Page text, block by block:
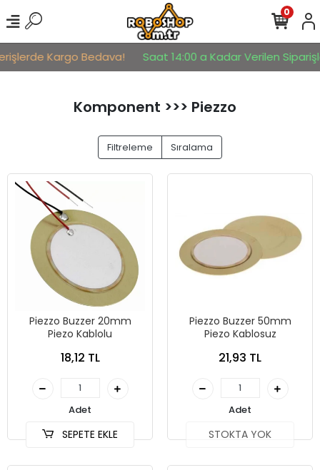
Kargo Bedava! Saat 14:00 a Kadar Verilen
0
Komponent >>> Piezzo
Filtreleme Sıralama
Piezzo Buzzer 20mm
Piezo Kablolu
18,12 TL
Adet
SEPETE EKLE
Piezzo Buzzer 50mm
Piezo Kablosuz
21,93 TL
Adet
STOKTA YOK